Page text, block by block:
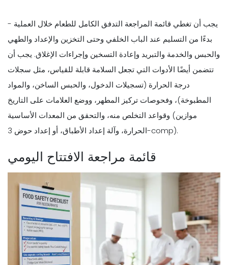
يجب أن تغطي قائمة المراجعة التدفق الكامل للطعام خلال العملية -
بدءًا من التسليم عند الباب الخلفي وحتى التخزين والإعداد والطهي
والحبس والخدمة والتبريد وإعادة التسخين وإجراءات الإغلاق. يجب أن
تتضمن أيضًا الأدوات التي تجعل السلامة قابلة للقياس، مثل سجلات
درجة الحرارة (تسجيلات الدخول، والحبس الساخن، والمواد
المطبوخة)، وفحوصات تركيز المطهر، ووضع العلامات على التاريخ
وقواعد التخلص منه، والتحقق من المعدات الأساسية (موازين
الحرارة، وآلة إعداد الأطباق، أو إعداد حوض 3-comp).
قائمة مراجعة الافتتاح اليومي